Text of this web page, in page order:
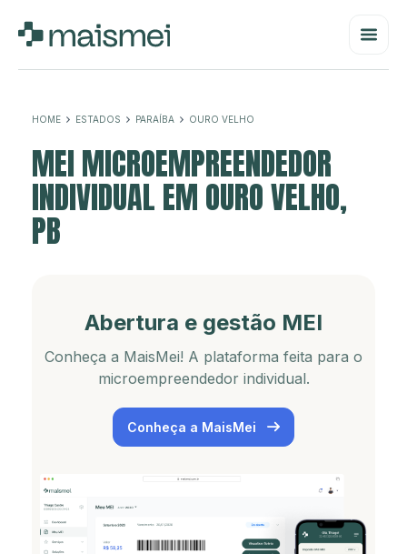
HOME ESTADOS PARAÍBA OURO VELHO
MEI MICROEMPREENDEDOR
INDIVIDUAL EM OURO VELHO,
PB
Abertura e gestão MEI
Conheça a MaisMei! A plataforma feita para o
microempreendedor individual.
Conheça a MaisMei